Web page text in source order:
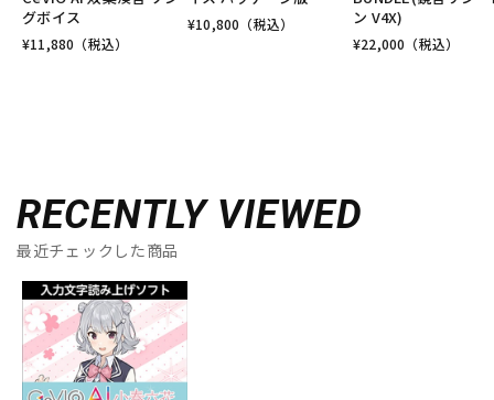
グボイス
¥11,880 （税込）
¥10,800 （税込）
ン V4X)
¥22,000 （税込）
RECENTLY VIEWED
最近チェックした商品